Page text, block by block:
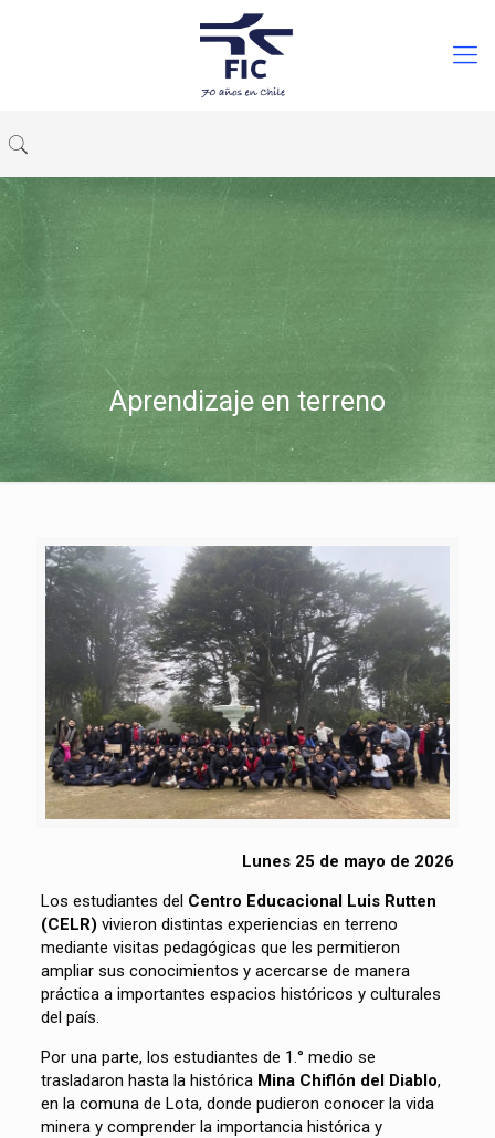
Aprendizaje en terreno
Lunes 25 de mayo de 2026
Los estudiantes del Centro Educacional Luis Rutten
(CELR) vivieron distintas experiencias en terreno
mediante visitas pedagógicas que les permitieron
ampliar sus conocimientos y acercarse de manera
práctica a importantes espacios históricos y culturales
del país.
Por una parte, los estudiantes de 1.° medio se
trasladaron hasta la histórica Mina Chiflón del Diablo,
en la comuna de Lota, donde pudieron conocer la vida
minera y comprender la importancia histórica y